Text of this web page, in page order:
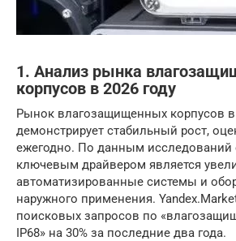
1. Анализ рынка
корпусов в 2026 году
Рынок влагозащищенных корпусов в
демонстрирует стабильный рост,
ежегодно. По данным исследований
ключевым драйвером является
автоматизированные системы и
наружного применения.
поисковых запросов по
IP68» на 30% за последние два года.